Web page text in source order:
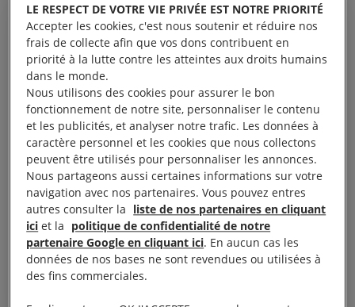
TRIBUNE
4 janvier, 2018
L’Arabie saoudite et les habits neufs de
l’empereur
LE RESPECT DE VOTRE VIE PRIVÉE EST NOTRE PRIORITÉ
Accepter les cookies, c'est nous soutenir et réduire nos
frais de collecte afin que vos dons contribuent en
priorité à la lutte contre les atteintes aux droits humains
dans le monde.
Nous utilisons des cookies pour assurer le bon
fonctionnement de notre site, personnaliser le contenu
et les publicités, et analyser notre trafic. Les données à
caractère personnel et les cookies que nous collectons
peuvent être utilisés pour personnaliser les annonces.
Nous partageons aussi certaines informations sur votre
navigation avec nos partenaires. Vous pouvez entres
autres consulter la liste de nos partenaires en cliquant
ici et la politique de confidentialité de notre
partenaire Google en cliquant ici. En aucun cas les
données de nos bases ne sont revendues ou utilisées à
des fins commerciales.